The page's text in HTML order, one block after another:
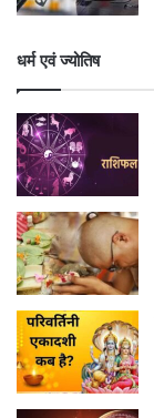
धर्म एवं ज्योतिष